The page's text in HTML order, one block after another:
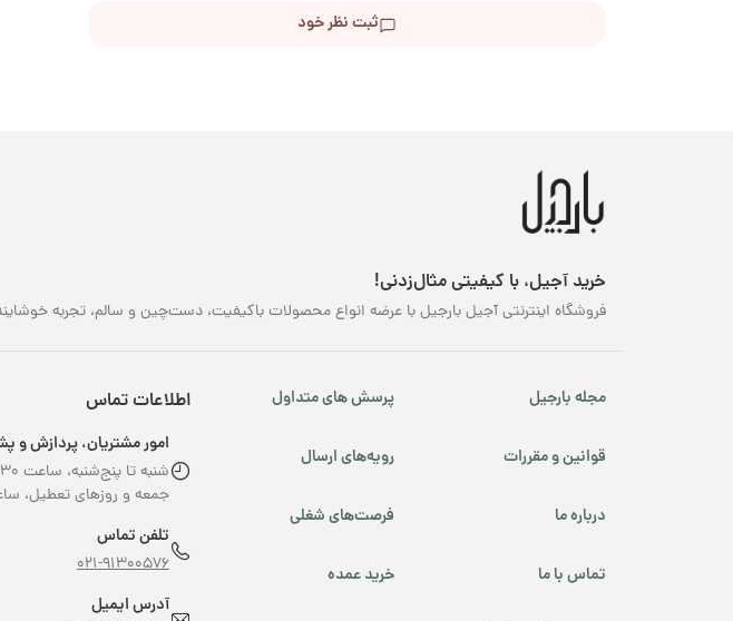
ثبت نظر خود
خرید آجیل، با کیفیتی مثال‌زدنی!
فروشگاه اینترنتی آجیل بارجیل با عرضه انواع محصولات باکیفیت، دست‌چین و سالم، تجربه
مجله بارجیل پرسش های متداول
قوانین و مقررات رویه‌های ارسال
درباره ما فرصت‌های شغلی
تماس با ما خرید عمده
اطلاعات تماس
امور مشتریان، پردازش و
شنبه تا پنج‌شنبه، ساعت ۹:۳۰ تا ۲۲:۴۵
جمعه و روزهای تعطیل، ساعت ۱۱:۰۰ تا
تلفن تماس
021-91300576
آدرس ایمیل